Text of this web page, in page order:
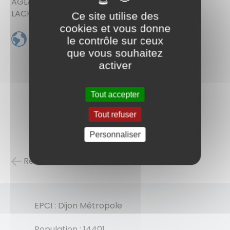
LACHAMBRE, Jamila DE LA TOUR D'AUVERGNE
www.ville-chenove.fr
Retour à la liste des carnets d'adresses
EPCI : Dijon Métropole
Ce site utilise des
cookies et vous donne
le contrôle sur ceux
que vous souhaitez
activer
Tout accepter
Tout refuser
Personnaliser